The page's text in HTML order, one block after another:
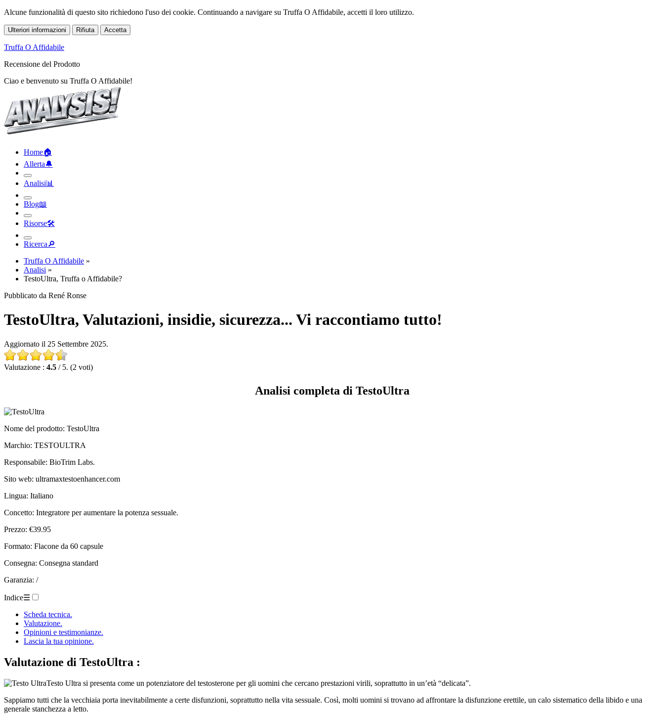
Alcune funzionalità di questo sito richiedono l'uso dei cookie. Continuando a navigare su Truffa O Affidabile, accetti il loro utilizzo.
Ulteriori informazioni Rifiuta Accetta
Truffa O Affidabile
Recensione del Prodotto
Ciao e benvenuto su Truffa O Affidabile!
Home🏠︎
Allerta🔔︎
Analisi📊︎
Blog📖︎
Risorse🛠︎
Ricerca🔎︎
Truffa O Affidabile »
Analisi »
TestoUltra, Truffa o Affidabile?
Pubblicato da René Ronse
TestoUltra, Valutazioni, insidie, sicurezza... Vi raccontiamo tutto!
Aggiornato il 25 Settembre 2025.
Valutazione : 4.5 / 5. (2 voti)
Analisi completa di TestoUltra
Nome del prodotto: TestoUltra
Marchio: TESTOULTRA
Responsabile: BioTrim Labs.
Sito web: ultramaxtestoenhancer.com
Lingua: Italiano
Concetto: Integratore per aumentare la potenza sessuale.
Prezzo: €39.95
Formato: Flacone da 60 capsule
Consegna: Consegna standard
Garanzia: /
Indice☰
Scheda tecnica.
Valutazione.
Opinioni e testimonianze.
Lascia la tua opinione.
Valutazione di TestoUltra :
Testo Ultra si presenta come un potenziatore del testosterone per gli uomini che cercano prestazioni virili, soprattutto in un’età “delicata”.
Sappiamo tutti che la vecchiaia porta inevitabilmente a certe disfunzioni, soprattutto nella vita sessuale. Così, molti uomini si trovano ad affrontare la disfunzione erettile, un calo sistematico della libido e una
generale stanchezza a letto.